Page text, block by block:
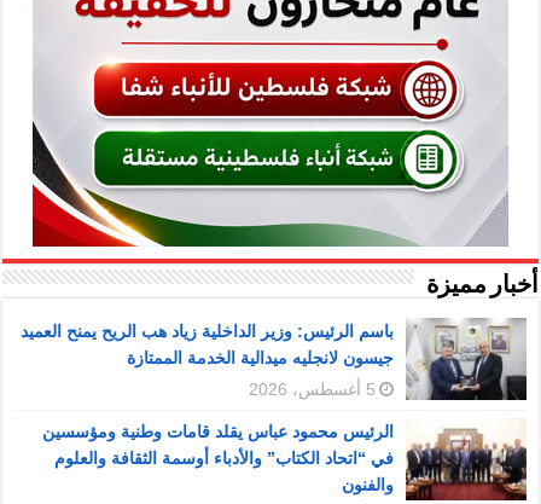
أخبار مميزة
باسم الرئيس: وزير الداخلية زياد هب الريح يمنح العميد
جيسون لانجليه ميدالية الخدمة الممتازة
5 أغسطس، 2026
الرئيس محمود عباس يقلد قامات وطنية ومؤسسين
في “اتحاد الكتاب” والأدباء أوسمة الثقافة والعلوم
والفنون